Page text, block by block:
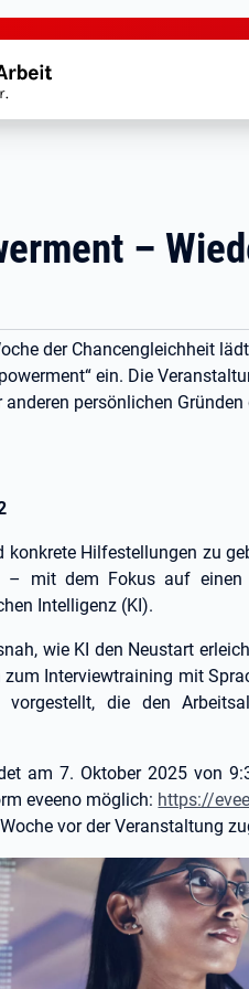
–
der Chancengleichheit
ein. Die
persönlichen
konkrete Hilfestellungen zu
– mit dem Fokus auf einen
Intelligenz (KI).
wie KI den Neustart
Interviewtraining mit
vorgestellt, die den
am 7. Oktober 2025 von
eveeno möglich: https://
vor der Veranstaltung